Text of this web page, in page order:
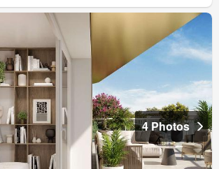
4 Photos